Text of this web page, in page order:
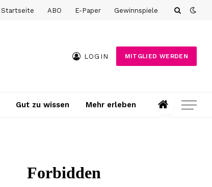
Startseite ABO E-Paper Gewinnspiele
LOGIN MITGLIED WERDEN
Gut zu wissen Mehr erleben